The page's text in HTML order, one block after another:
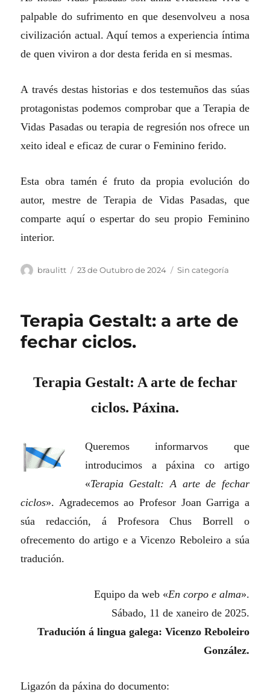
palpable do sufrimento en que desenvolveu a nosa
civilización actual. Aquí temos a experiencia íntima
de quen viviron a dor desta ferida en si mesmas.
A través destas historias e dos testemuños das súas
protagonistas podemos comprobar que a Terapia de
Vidas Pasadas ou terapia de regresión nos ofrece un
xeito ideal e eficaz de curar o Feminino ferido.
Esta obra tamén é fruto da propia evolución do
autor, mestre de Terapia de Vidas Pasadas, que
comparte aquí o espertar do seu propio Feminino
interior.
Autor
braulitt
Publicado
23 de Outubro de 2024 Categorias
Sin categoría
Terapia Gestalt: a arte de
fechar ciclos.
Terapia Gestalt: A arte de fechar
ciclos. Páxina.
Queremos informarvos que
introducimos a páxina co artigo
«Terapia Gestalt: A arte de fechar
ciclos». Agradecemos ao Profesor Joan Garriga a
súa redacción, á Profesora Chus Borrell o
ofrecemento do artigo e a Vicenzo Reboleiro a súa
tradución.
Equipo da web «En corpo e alma».
Sábado, 11 de xaneiro de 2025.
Tradución á lingua galega: Vicenzo Reboleiro
González.
Ligazón da páxina do documento: